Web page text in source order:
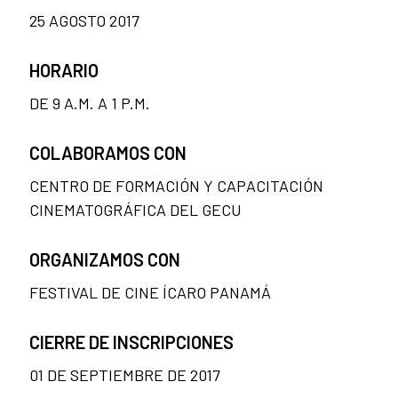
25 AGOSTO 2017
HORARIO
DE 9 A.M. A 1 P.M.
COLABORAMOS CON
CENTRO DE FORMACIÓN Y CAPACITACIÓN
CINEMATOGRÁFICA DEL GECU
ORGANIZAMOS CON
FESTIVAL DE CINE ÍCARO PANAMÁ
CIERRE DE INSCRIPCIONES
01 DE SEPTIEMBRE DE 2017